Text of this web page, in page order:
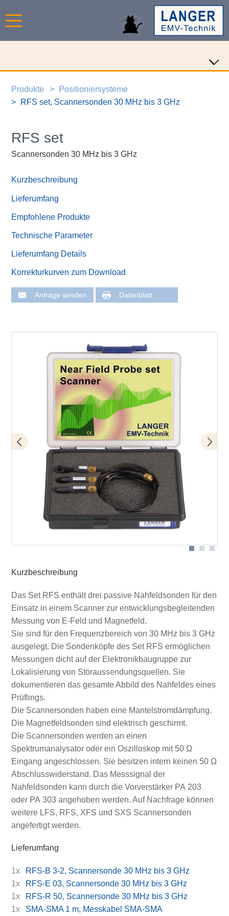
Produkte
Positioniersysteme
RFS set, Scannersonden 30 MHz bis 3 GHz
RFS set
Scannersonden 30 MHz bis 3 GHz
Kurzbeschreibung
Lieferumfang
Empfohlene Produkte
Technische Parameter
Lieferumfang Details
Korrekturkurven zum Download
Anfrage senden Datenblatt
Anwendung RFS-B3
Lieferumfang Set RFS
Kurzbeschreibung
Das Set RFS enthält drei passive Nahfeldsonden für den
Einsatz in einem Scanner zur entwicklungsbegleitenden
Messung von E-Feld und Magnetfeld.
Sie sind für den Frequenzbereich von 30 MHz bis 3 GHz
ausgelegt. Die Sondenköpfe des Set RFS ermöglichen
Messungen dicht auf der Elektronikbaugruppe zur
Lokalisierung von Störaussendungsquellen. Sie
dokumentieren das gesamte Abbild des Nahfeldes eines
Prüflings.
Die Scannersonden haben eine Mantelstromdämpfung.
Die Magnetfeldsonden sind elektrisch geschirmt.
Die Scannersonden werden an einen
Spektrumanalysator oder ein Oszilloskop mit 50 Ω
Eingang angeschlossen. Sie besitzen intern keinen 50 Ω
Abschlusswiderstand. Das Messsignal der
Nahfeldsonden kann durch die Vorverstärker PA 203
oder PA 303 angehoben werden. Auf Nachfrage können
weitere LFS, RFS, XFS und SXS Scannersonden
angefertigt werden.
Lieferumfang
1x
RFS-B 3-2, Scannersonde 30 MHz bis 3 GHz
1x
RFS-E 03, Scannersonde 30 MHz bis 3 GHz
1x
RFS-R 50, Scannersonde 30 MHz bis 3 GHz
1x
SMA-SMA 1 m, Messkabel SMA-SMA